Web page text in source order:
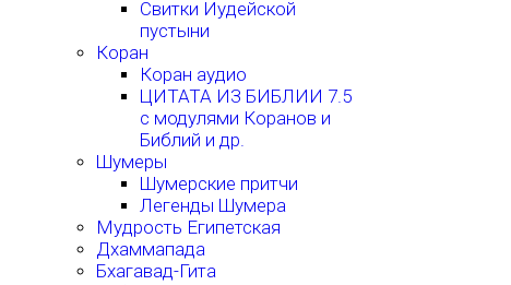
Свитки Иудейской
пустыни
Коран
Коран аудио
ЦИТАТА ИЗ БИБЛИИ 7.5
с модулями Коранов и
Библий и др.
Шумеры
Шумерские притчи
Легенды Шумера
Мудрость Египетская
Дхаммапада
Бхагавад-Гита